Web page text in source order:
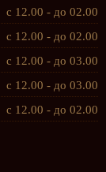
с 12.00 - до 02.00
с 12.00 - до 02.00
с 12.00 - до 03.00
с 12.00 - до 03.00
с 12.00 - до 02.00